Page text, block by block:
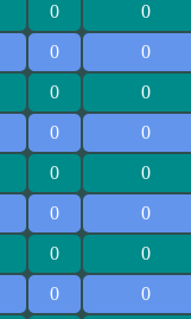
0
0
0
0
0
0
0
0
0
0
0
0
0
0
0
0